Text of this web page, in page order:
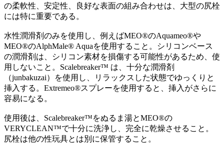
の柔軟性、安定性、良好な表面の組み合わせは、大型の尻栓
には特に重要である。
水性潤滑剤のみを使用し、例えばMEO®のAquameo®や
MEO®のAlphMale® Aquaを使用すること。シリコンベース
の潤滑剤は、シリコン素材を損傷する可能性があるため、使
用しないこと。Scalebreaker™ は、十分な潤滑剤
（junbakuzai）を使用し、リラックスした状態でゆっくりと
挿入する。Extremeo®スプレーを使用すると、挿入がさらに
容易になる。
使用後は、Scalebreaker™をぬるま湯とMEO®の
VERYCLEAN™で十分に洗浄し、完全に乾燥させること。
尻栓は他の性玩具とは別に保管すること。